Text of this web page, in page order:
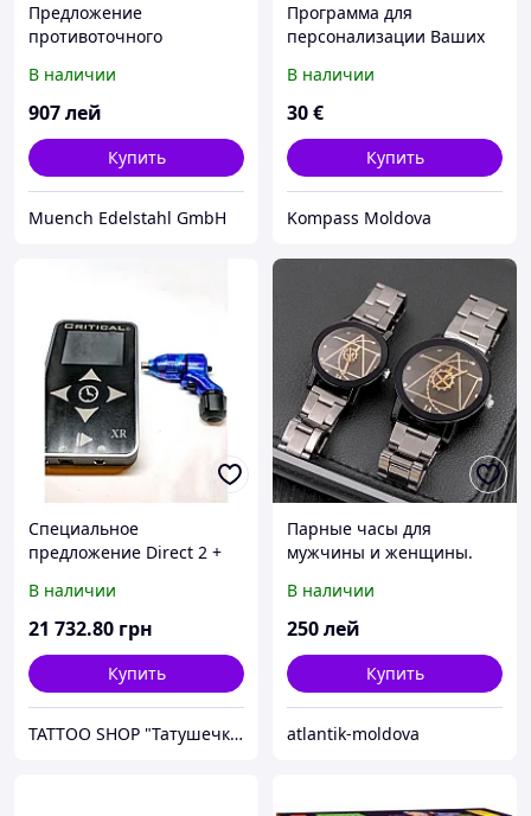
Предложение
противоточного
Германии
В наличии
907лей
Купить
Muench Edelstahl GmbH
Программа для
персонализации Ваших
рассылке по почте
Kompass Mailing MD
В наличии
30€
Купить
Kompass Moldova
Специальное
предложение Direct 2 +
В наличии
21 732.80 грн
Купить
TATTOO SHOP "Татушечка" Молдова
Парные часы для
мужчины и женщины.
В наличии
250лей
Купить
atlantik-moldova